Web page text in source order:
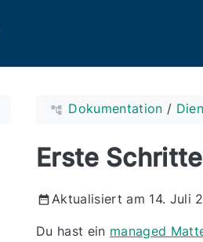
Dokumentation /
Erste Schritte
Aktualisiert am 14. Juli
Du hast ein managed